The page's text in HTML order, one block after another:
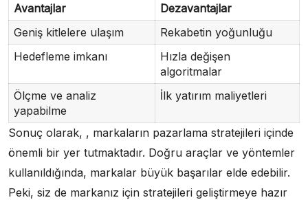
Avantajlar
Dezavantajlar
Geniş kitlelere ulaşım
Rekabetin yoğunluğu
Hedefleme imkanı
Hızla değişen
algoritmalar
Ölçme ve analiz
yapabilme
İlk yatırım maliyetleri
Sonuç olarak, , markaların pazarlama stratejileri içinde
önemli bir yer tutmaktadır. Doğru araçlar ve yöntemler
kullanıldığında, markalar büyük başarılar elde edebilir.
Peki, siz de markanız için stratejileri geliştirmeye hazır